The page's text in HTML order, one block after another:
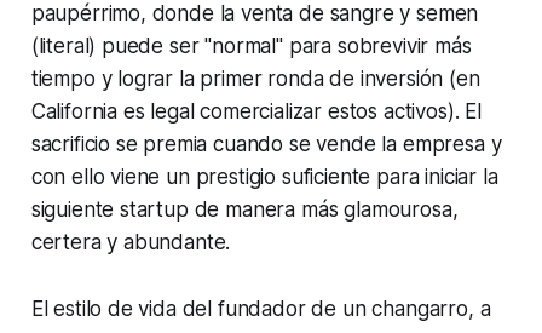
paupérrimo, donde la venta de sangre y semen
(literal) puede ser "normal" para sobrevivir más
tiempo y lograr la primer ronda de inversión (en
California es legal comercializar estos activos). El
sacrificio se premia cuando se vende la empresa y
con ello viene un prestigio suficiente para iniciar la
siguiente startup de manera más glamourosa,
certera y abundante.
El estilo de vida del fundador de un changarro, a